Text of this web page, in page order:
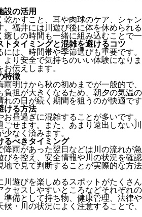
設の活用
乾かすこと、耳や肉球のケア、シャ
。福井には川遊び後に体を休められ
癒しの時間も一緒に組み込むことで
トタイミングと混雑を避けるコツ
には、時間帯や季節選びも重要です
より安全で気持ちのいい体験になり
伝えします。
特徴
雨明けから秋の初めまでが一般的で
負担が大きくなるため、朝夕の気温
れの日が続く期間を狙うのが快適で
ける方法
お昼過ぎに混雑することが多いです
ごせます。また、あまり遠出しない
なく済みます。
るべきタイミング
降雨があった翌日などは川の流れが
びを控え、安全情報や川の状況を確
地で見て判断することが実際的な方
川遊びを楽しめるスポットがたくさ
クセスしやすいところなどそれぞれ
準備として持ち物、健康管理、法律
候・川の状況によく注意することで